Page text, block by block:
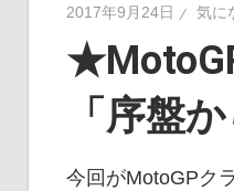
2017年9月24日 気に
「序盤
今回がMotoGPク